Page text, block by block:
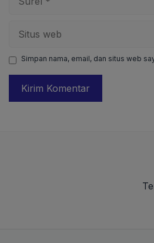
web
Simpan nama, email, dan situs web